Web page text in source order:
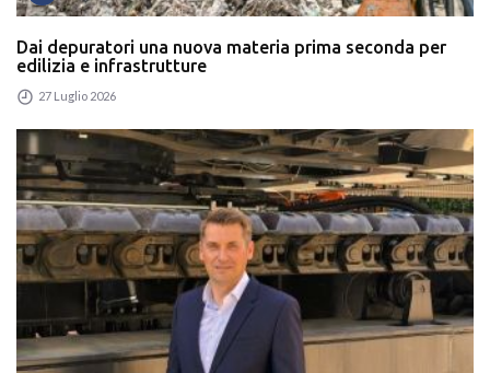
Dai depuratori una nuova materia prima seconda per
edilizia e infrastrutture
27 Luglio 2026